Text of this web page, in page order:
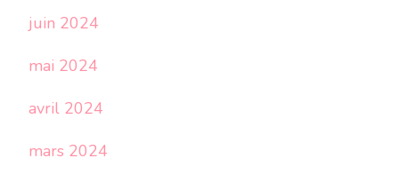
juin 2024
mai 2024
avril 2024
mars 2024